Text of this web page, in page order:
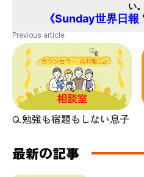
い。
《Sunday世界日報
Previous article
Q.勉強も宿題もしない息子
最新の記事